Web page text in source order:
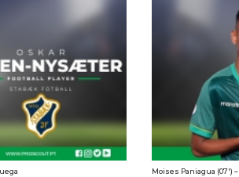
Moises Paniagua (07′)